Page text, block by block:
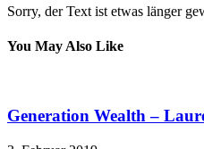
Sorry, der Text ist etwas länger
You May Also Like
Generation Wealth –